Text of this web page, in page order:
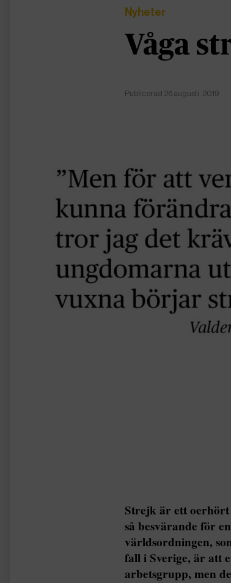
Nyheter
Våga
Publicerad 26 augusti, 2019
Strejk är ett
så besvärande för
världsordningen,
fall i Sverige, är att
arbetsgrupp, men